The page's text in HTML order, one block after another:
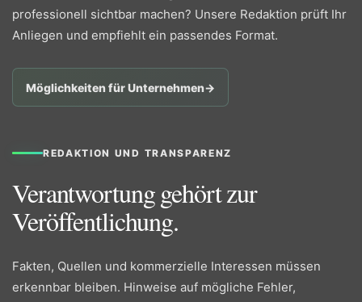
professionell sichtbar machen? Unsere Redaktion prüft Ihr
Anliegen und empfiehlt ein passendes Format.
Möglichkeiten für Unternehmen→
REDAKTION UND TRANSPARENZ
Verantwortung gehört zur
Veröffentlichung.
Fakten, Quellen und kommerzielle Interessen müssen
erkennbar bleiben. Hinweise auf mögliche Fehler,